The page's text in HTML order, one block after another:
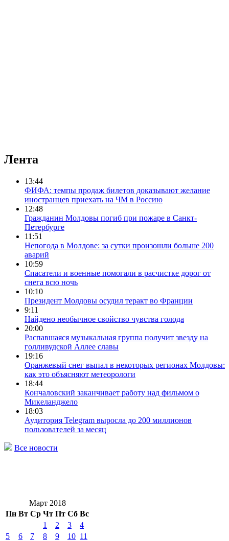
Лента
13:44
ФИФА: темпы продаж билетов доказывают желание
иностранцев приехать на ЧМ в Россию
12:48
Гражданин Молдовы погиб при пожаре в Санкт-
Петербурге
11:51
Непогода в Молдове: за сутки произошли больше 200
аварий
10:59
Спасатели и военные помогали в расчистке дорог от
снега всю ночь
10:10
Президент Молдовы осудил теракт во Франции
9:11
Найдено необычное свойство чувства голода
20:00
Распавшаяся музыкальная группа получит звезду на
голливудской Аллее славы
19:16
Оранжевый снег выпал в некоторых регионах Молдовы:
как это объясняют метеорологи
18:44
Кончаловский заканчивает работу над фильмом о
Микеланджело
18:03
Аудитория Telegram выросла до 200 миллионов
пользователей за месяц
Все новости
Март 2018
Пн Вт Ср Чт Пт Сб Вс
1 2 3
4
5
6 7 8 9 10 11